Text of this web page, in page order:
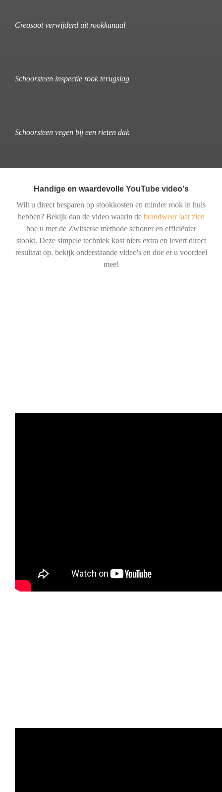
Creosoot verwijderd uit rookkanaal
Schoorsteen inspectie rook terugslag
Schoorsteen vegen bij een rieten dak
Handige en waardevolle YouTube video's
Wilt u direct besparen op stookkosten en minder rook in huis
hebben? Bekijk dan de video waarin de brandweer laat zien
hoe u met de Zwitserse methode schoner en efficiënter
stookt. Deze simpele techniek kost niets extra en levert direct
resultaat op. bekijk onderstaande video's en doe er u voordeel
mee!